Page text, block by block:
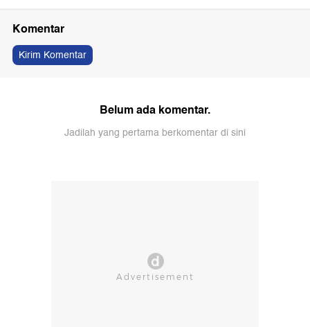
Komentar
Kirim Komentar
Belum ada komentar.
Jadilah yang pertama berkomentar di sini